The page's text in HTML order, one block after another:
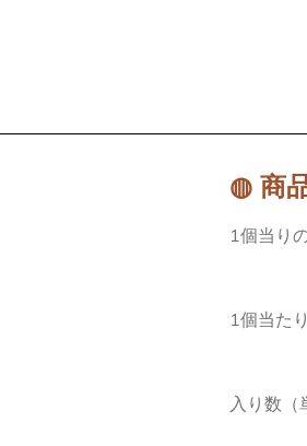
◍ 商
1個当り
1個当た
入り数（